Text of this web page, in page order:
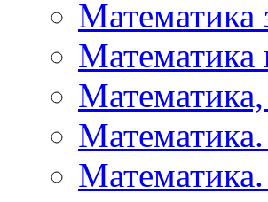
Математика
Математика
Математика.